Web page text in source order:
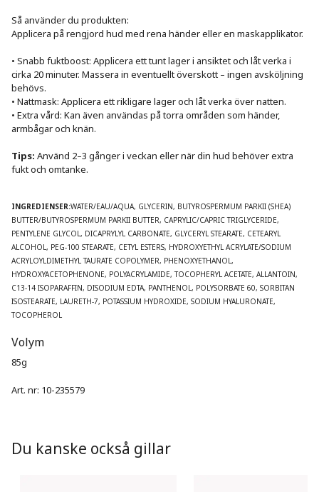
Så använder du produkten:
Applicera på rengjord hud med rena händer eller en maskapplikator.
• Snabb fuktboost: Applicera ett tunt lager i ansiktet och låt verka i
cirka 20 minuter. Massera in eventuellt överskott – ingen avsköljning
behövs.
• Nattmask: Applicera ett rikligare lager och låt verka över natten.
• Extra vård: Kan även användas på torra områden som händer,
armbågar och knän.
Tips: Använd 2–3 gånger i veckan eller när din hud behöver extra
fukt och omtanke.
INGREDIENSER:WATER/EAU/AQUA, GLYCERIN, BUTYROSPERMUM PARKII (SHEA)
BUTTER/BUTYROSPERMUM PARKII BUTTER, CAPRYLIC/CAPRIC TRIGLYCERIDE,
PENTYLENE GLYCOL, DICAPRYLYL CARBONATE, GLYCERYL STEARATE, CETEARYL
ALCOHOL, PEG-100 STEARATE, CETYL ESTERS, HYDROXYETHYL ACRYLATE/SODIUM
ACRYLOYLDIMETHYL TAURATE COPOLYMER, PHENOXYETHANOL,
HYDROXYACETOPHENONE, POLYACRYLAMIDE, TOCOPHERYL ACETATE, ALLANTOIN,
C13-14 ISOPARAFFIN, DISODIUM EDTA, PANTHENOL, POLYSORBATE 60, SORBITAN
ISOSTEARATE, LAURETH-7, POTASSIUM HYDROXIDE, SODIUM HYALURONATE,
TOCOPHEROL
Volym
85g
Art. nr: 10-235579
Du kanske också gillar